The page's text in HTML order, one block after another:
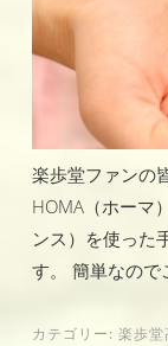
楽歩堂ファンの
HOMA（ホーマ
ンス）を使った
す。 簡単なので
カテゴリー: 楽歩堂